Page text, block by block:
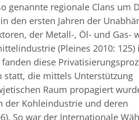
genannte regionale Clans um
den ersten Jahren der
der Metall-, Öl- und Gas-
(Pleines 2010: 125)
diese
die mittels Unterstützung
Raum propagiert
der Kohleindustrie und deren
So war der Internationale